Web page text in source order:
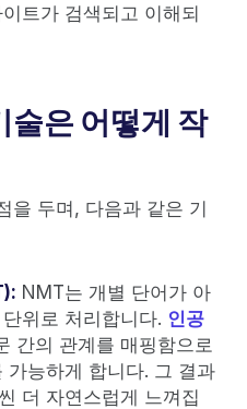
트가 검색되고 이해되
술은 어떻게 작
을 두며, 다음과 같은 기
NMT는 개별 단어가 아
위로 처리합니다. 인공
간의 관계를 매핑함으로
능하게 합니다. 그 결과
더 자연스럽게 느껴집